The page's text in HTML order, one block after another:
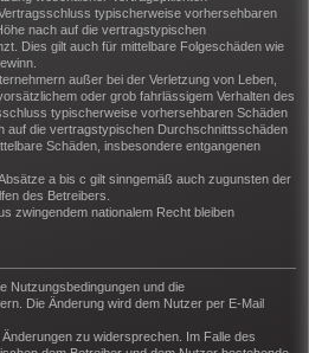
typischerweise vorhersehbaren
nach auf die vertragstypischen
Dies gilt auch für mittelbare Folgeschäden wie
außer bei der Verletzung von Leben,
oder grob fahrlässigem Verhalten des
typischerweise vorhersehbaren Schäden
auf die vertragstypischen Durchschnittsschäden
Schäden, insbesondere entgangenen
a bis c gilt sinngemäß auch zugunsten der
des Betreibers.
zwingendem nationalem Recht bleiben
Nutzungsbedingungen und die
Die Änderung wird dem Nutzer per E-Mail
zu widersprechen. Im Falle des